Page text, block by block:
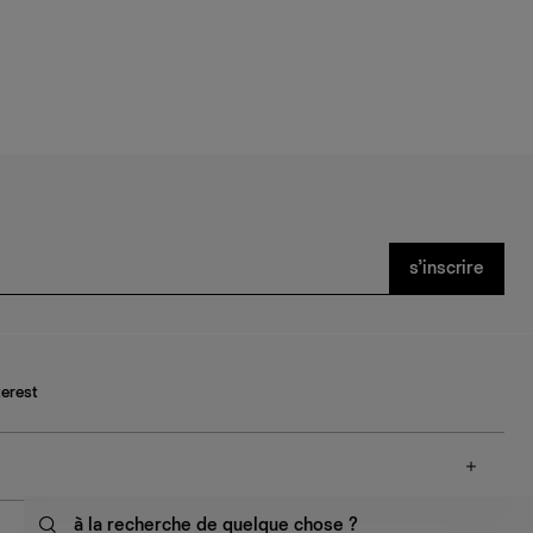
à la recherche de quelque chose ?
s’inscrire